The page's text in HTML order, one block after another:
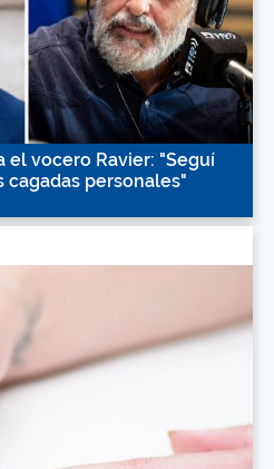
el vocero Ravier: "Seguí
cagadas personales"